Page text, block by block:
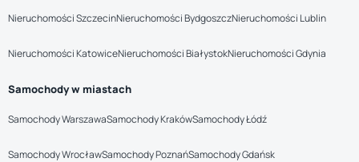
Nieruchomości SzczecinNieruchomości BydgoszczNieruchomości Lublin
Nieruchomości KatowiceNieruchomości BiałystokNieruchomości Gdynia
Samochody w miastach
Samochody WarszawaSamochody KrakówSamochody Łódź
Samochody WrocławSamochody PoznańSamochody Gdańsk